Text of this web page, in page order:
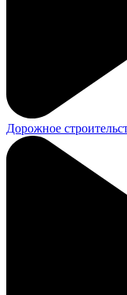
Дорожное